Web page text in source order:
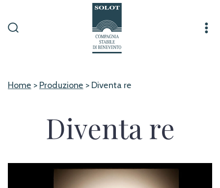
Home > Produzione > Diventa re
Diventa re